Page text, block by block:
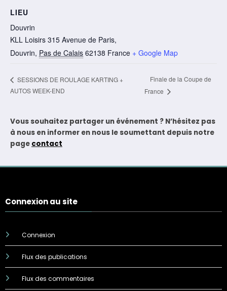
LIEU
Douvrin
KLL Loisirs 315 Avenue de Paris,
Douvrin, Pas de Calais 62138 France + Google Map
SESSIONS DE ROULAGE KARTING +
AUTOS WEEK-END
Finale de la Coupe de
France
Vous souhaitez partager un événement ? N’hésitez pas
à nous en informer en nous le soumettant depuis notre
page contact
Connexion au site
Connexion
Flux des publications
Flux des commentaires